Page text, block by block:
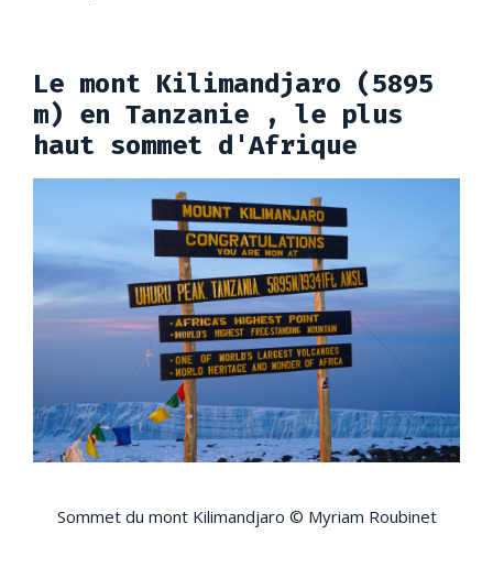
Le mont Kilimandjaro (5895
m) en Tanzanie , le plus
haut sommet d'Afrique
Sommet du mont Kilimandjaro © Myriam Roubinet